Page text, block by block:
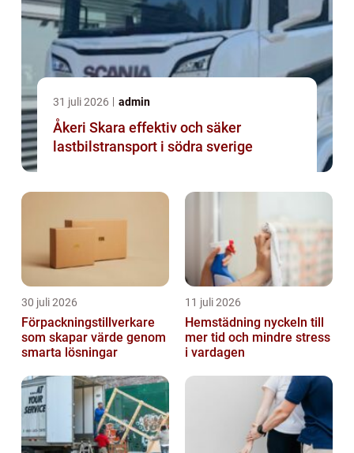
31 juli 2026 admin
Åkeri Skara effektiv och säker
lastbilstransport i södra sverige
30 juli 2026
Förpackningstillverkare
som skapar värde genom
smarta lösningar
11 juli 2026
Hemstädning nyckeln till
mer tid och mindre stress
i vardagen